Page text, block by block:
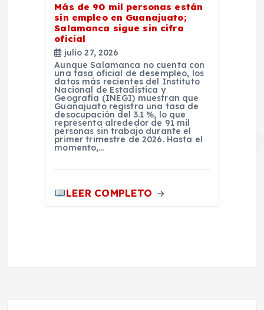
Más de 90 mil personas están
sin empleo en Guanajuato;
Salamanca sigue sin cifra
oficial
julio 27, 2026
Aunque Salamanca no cuenta con
una tasa oficial de desempleo, los
datos más recientes del Instituto
Nacional de Estadística y
Geografía (INEGI) muestran que
Guanajuato registra una tasa de
desocupación del 3.1 %, lo que
representa alrededor de 91 mil
personas sin trabajo durante el
primer trimestre de 2026. Hasta el
momento,…
LEER COMPLETO